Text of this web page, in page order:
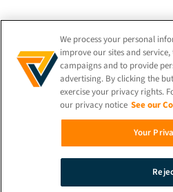
DE
BLEIBEN SIE
We process your personal
improve our sites and
campaigns and to provide
advertising. By clicking the
exercise your privacy rights.
our privacy notice See our
Your